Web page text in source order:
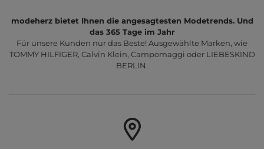
modeherz bietet Ihnen die angesagtesten Modetrends. Und
das 365 Tage im Jahr
Für unsere Kunden nur das Beste! Ausgewählte Marken, wie
TOMMY HILFIGER, Calvin Klein, Campomaggi oder LIEBESKIND
BERLIN.